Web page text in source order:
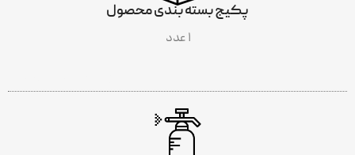
پکیج بسته بندی محصول
۱ عدد